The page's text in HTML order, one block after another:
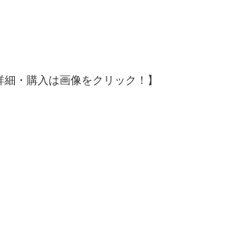
細・購入は画像をクリック！】